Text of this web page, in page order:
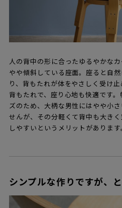
人の背中の形に合ったゆるやかな
やや傾斜している座面。座ると自
り、背もたれが体をやさしく受け
背もたれで、座り心地も快適です
ズのため、大柄な男性にはやや小
せんが、その分軽くて背中も大き
しやすいというメリットがあります
シンプルな作りですが、